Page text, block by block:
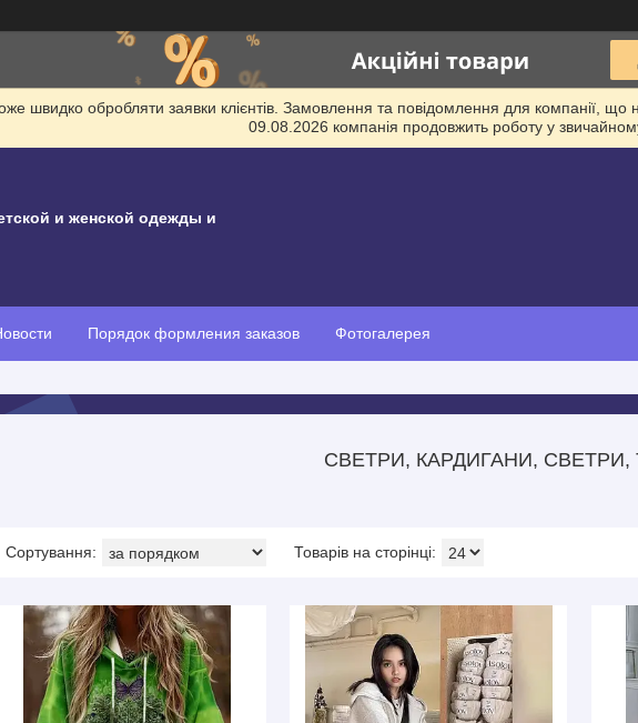
швидко обробляти заявки клієнтів. Замовлення та повідомлення для компанії, що
09.08.2026 компанія продовжить роботу у
и женской одежды и
Порядок формления заказов Фотогалерея
СВЕТРИ, КАРДИГАНИ, СВЕТРИ,